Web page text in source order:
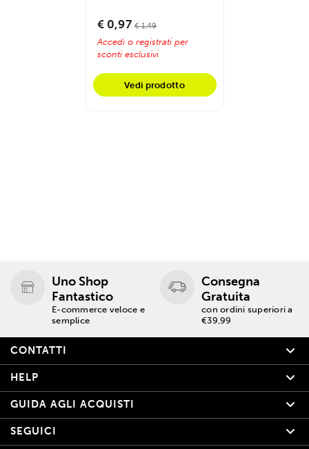
€ 0,97 € 1,49
Accedi o registrati per
sconti esclusivi
Vedi prodotto
Uno Shop
Fantastico
E-commerce veloce e
semplice
Consegna
Gratuita
con ordini superiori a
€39,99
CONTATTI
HELP
GUIDA AGLI ACQUISTI
SEGUICI